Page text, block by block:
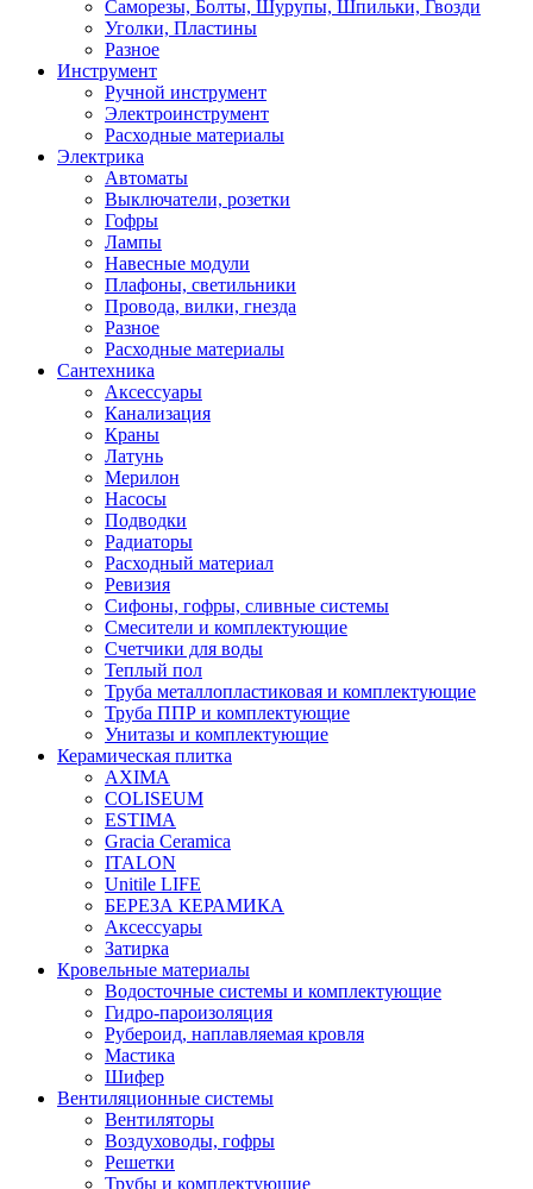
Саморезы, Болты, Шурупы, Шпильки, Гвозди
Уголки, Пластины
Разное
Инструмент
Ручной инструмент
Электроинструмент
Расходные материалы
Электрика
Автоматы
Выключатели, розетки
Гофры
Лампы
Навесные модули
Плафоны, светильники
Провода, вилки, гнезда
Разное
Расходные материалы
Сантехника
Аксессуары
Канализация
Краны
Латунь
Мерилон
Насосы
Подводки
Радиаторы
Расходный материал
Ревизия
Сифоны, гофры, сливные системы
Смесители и комплектующие
Счетчики для воды
Теплый пол
Труба металлопластиковая и комплектующие
Труба ППР и комплектующие
Унитазы и комплектующие
Керамическая плитка
AXIMA
COLISEUM
ESTIMA
Gracia Ceramica
ITALON
Unitile LIFE
БЕРЕЗА КЕРАМИКА
Аксессуары
Затирка
Кровельные материалы
Водосточные системы и комплектующие
Гидро-пароизоляция
Рубероид, наплавляемая кровля
Мастика
Шифер
Вентиляционные системы
Вентиляторы
Воздуховоды, гофры
Решетки
Трубы и комплектующие